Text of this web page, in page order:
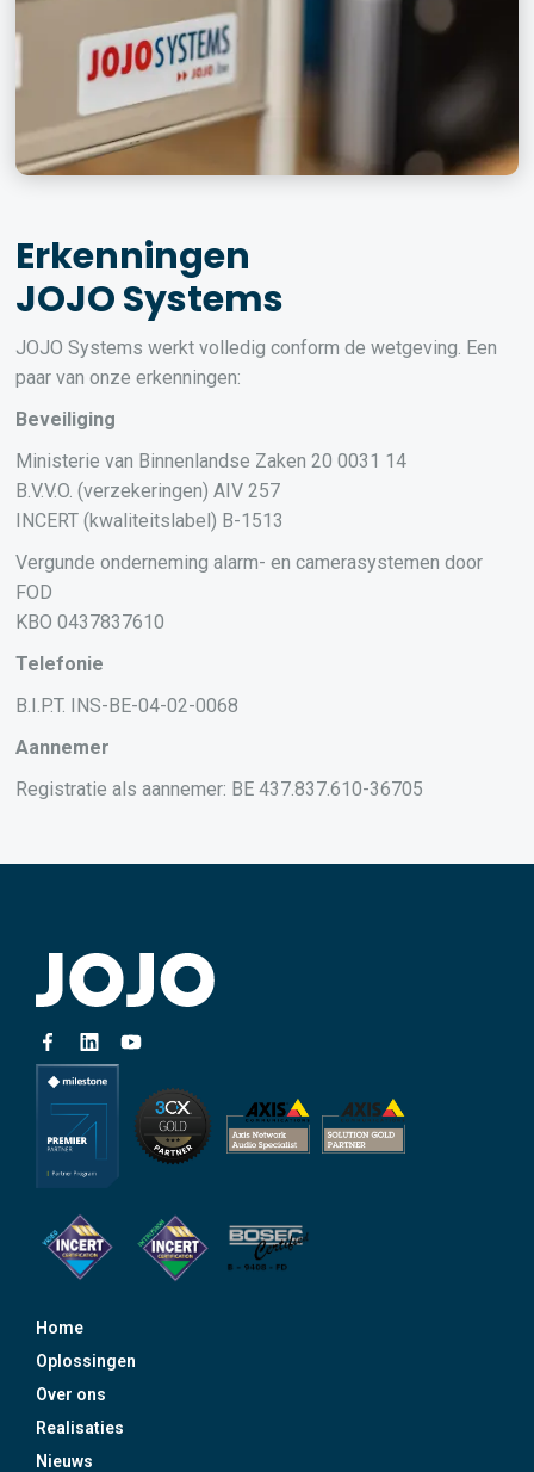
Erkenningen
JOJO Systems
JOJO Systems werkt volledig conform de wetgeving. Een
paar van onze erkenningen:
Beveiliging
Ministerie van Binnenlandse Zaken 20 0031 14
B.V.V.O. (verzekeringen) AIV 257
INCERT (kwaliteitslabel) B-1513
Vergunde onderneming alarm- en camerasystemen door
FOD
KBO 0437837610
Telefonie
B.I.P.T. INS-BE-04-02-0068
Aannemer
Registratie als aannemer: BE 437.837.610-36705
Home
Oplossingen
Over ons
Realisaties
Nieuws